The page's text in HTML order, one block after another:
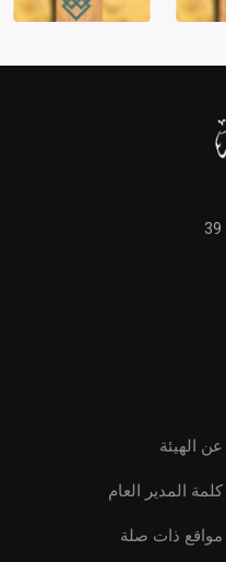
عن الهيئة
كلمة المدير العام
مواقع ذات صلة